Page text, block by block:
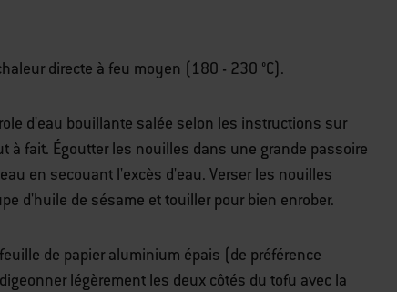
directe à feu moyen (180 - 230 °C).
d'eau bouillante salée selon les instructions sur
à fait. Égoutter les nouilles dans une grande passoire
en secouant l'excès d'eau. Verser les nouilles
d'huile de sésame et touiller pour bien enrober.
de papier aluminium épais (de préférence
légèrement les deux côtés du tofu avec la